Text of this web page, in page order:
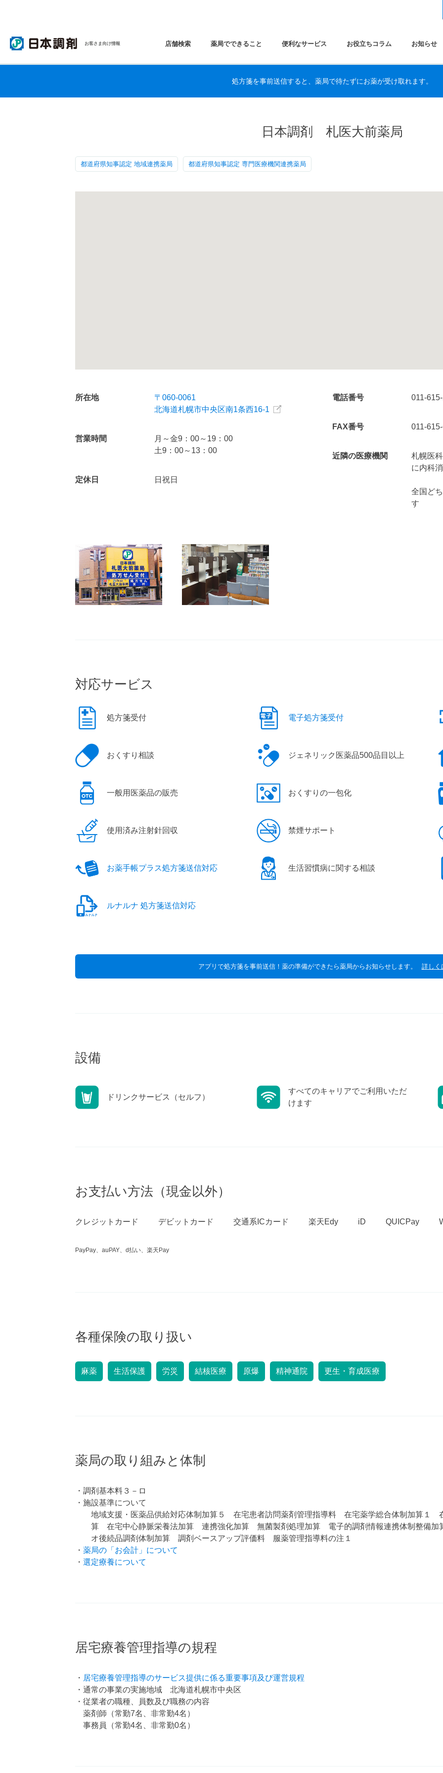
お客さま向け情報 店舗検索 薬局でできること 便利なサービス お役立ちコラム お知らせ
処方箋を事前送信すると、薬局で待たずにお薬が受け取れます。
日本調剤 札医大前薬局
都道府県知事認定 地域連携薬局 都道府県知事認定 専門医療機関連携薬局
所在地
〒060-0061
北海道札幌市中央区南1条西16-1
営業時間
月～金9：00～19：00
土9：00～13：00
定休日 日祝日
電話番号 011-
FAX番号 011-
近隣の医療機関
札幌医
に内科
全国ど
す
対応サービス
処方箋受付 電子処方箋受付
おくすり相談 ジェネリック医薬品500品目以上
一般用医薬品の販売 おくすりの一包化
使用済み注射針回収 禁煙サポート
お薬手帳プラス処方箋送信対応 生活習慣病に関する相談
ルナルナ 処方箋送信対応
アプリで処方箋を事前送信！薬の準備ができたら薬局からお知らせします。 詳しく
設備
ドリンクサービス（セルフ）
すべてのキャリアでご利用いただ
けます
お支払い方法（現金以外）
クレジットカード デビットカード 交通系ICカード 楽天Edy iD QUICPay
PayPay、auPAY、d払い、楽天Pay
各種保険の取り扱い
麻薬 生活保護 労災 結核医療 原爆 精神通院 更生・育成医療
薬局の取り組みと体制
・調剤基本料３－ロ
・施設基準について
地域支援・医薬品供給対応体制加算５ 在宅患者訪問薬剤管理指導料 在宅薬学総合体制加算１
算 在宅中心静脈栄養法加算 連携強化加算 無菌製剤処理加算 電子的調剤情報連携体制整備
オ後続品調剤体制加算 調剤ベースアップ評価料 服薬管理指導料の注１
・ 薬局の「お会計」について
・ 選定療養について
居宅療養管理指導の規程
・ 居宅療養管理指導のサービス提供に係る重要事項及び運営規程
・通常の事業の実施地域 北海道札幌市中央区
・従業者の職種、員数及び職務の内容
薬剤師（常勤7名、非常勤4名）
事務員（常勤4名、非常勤0名）